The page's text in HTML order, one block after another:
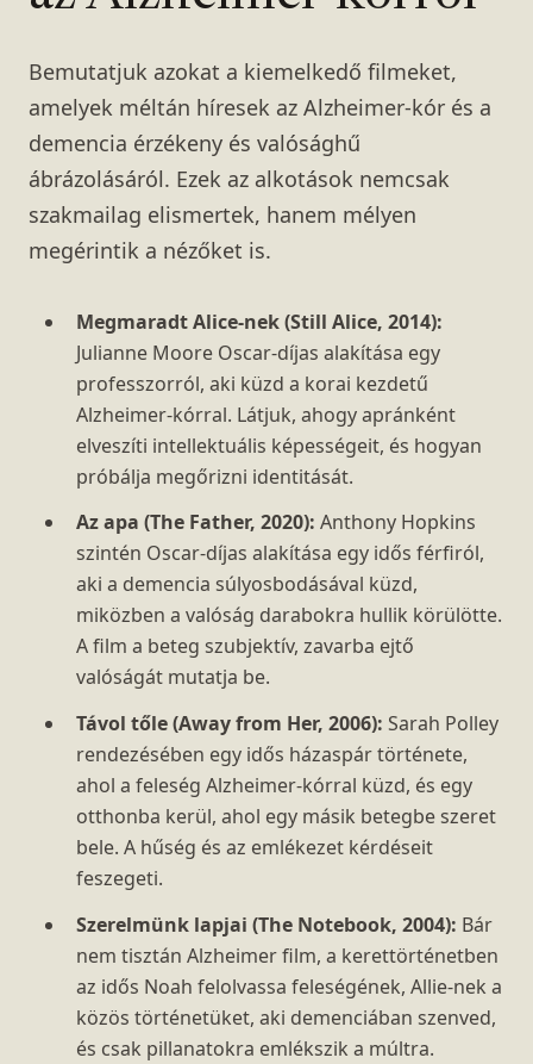
Bemutatjuk azokat a kiemelkedő filmeket,
amelyek méltán híresek az Alzheimer-kór és a
demencia érzékeny és valósághű
ábrázolásáról. Ezek az alkotások nemcsak
szakmailag elismertek, hanem mélyen
megérintik a nézőket is.
Megmaradt Alice-nek (Still Alice, 2014):
Julianne Moore Oscar-díjas alakítása egy
professzorról, aki küzd a korai kezdetű
Alzheimer-kórral. Látjuk, ahogy apránként
elveszíti intellektuális képességeit, és hogyan
próbálja megőrizni identitását.
Az apa (The Father, 2020): Anthony Hopkins
szintén Oscar-díjas alakítása egy idős férfiról,
aki a demencia súlyosbodásával küzd,
miközben a valóság darabokra hullik körülötte.
A film a beteg szubjektív, zavarba ejtő
valóságát mutatja be.
Távol tőle (Away from Her, 2006): Sarah Polley
rendezésében egy idős házaspár története,
ahol a feleség Alzheimer-kórral küzd, és egy
otthonba kerül, ahol egy másik betegbe szeret
bele. A hűség és az emlékezet kérdéseit
feszegeti.
Szerelmünk lapjai (The Notebook, 2004): Bár
nem tisztán Alzheimer film, a kerettörténetben
az idős Noah felolvassa feleségének, Allie-nek a
közös történetüket, aki demenciában szenved,
és csak pillanatokra emlékszik a múltra.